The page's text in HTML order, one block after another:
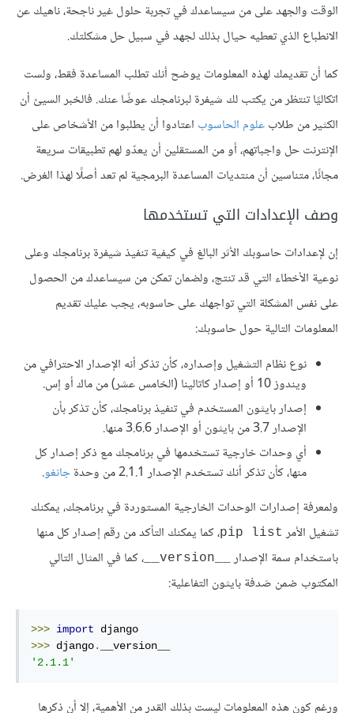
الوقت والجهد على من سيساعدك في تجربة حلول غير ناجحة، ناهيك عن
الانطباع الذي تعطيه حيال بذلك لجهد في سبيل حل مشكلتك.
كما أن تقديمك لهذه المعلومات يوضح أنك تطلب المساعدة فقط، ولست
اتكاليًا تنتظر من يكتب لك شيفرة لبرنامجك عوضًا عنك. فالخبر السيئ أن
الكثير من طلابعلوم الحاسوب اعتادوا أن يطلبوا من الأشخاص على
الإنترنت حل واجباتهم، أو من المستقلين أن يعدّو لهم تطبيقات سريعة
مجانًا، متناسين أن منتديات المساعدة البرمجية لم تعد أصلًا لهذا الغرض.
وصف الإعدادات التي تستخدمها
إن لإعدادات حاسوبك الأثر البالغ في كيفية تنفيذ شيفرة برنامجك وعلى
نوعية الأخطاء التي قد تنتج، ولضمان تمكن من سيساعدك من الحصول
على نفس المشكلة التي تواجهك على حاسوبه، يجب عليك تقديم
المعلومات التالية حول حاسوبك:
نوع نظام التشغيل وإصداره، كأن تذكر أنه الإصدار الاحترافي من
ويندوز 10 أو إصدار كاتالينا (الخامس عشر) من ماك أو إس.
إصدار بايثون المستخدم في تنفيذ برنامجك، كأن تذكر بأن
الإصدار 3.7 من بايثون أو الإصدار 3.6.6 منها.
أي وحدات خارجية تستخدمها في برنامجك مع ذكر إصدار كل
منها، كأن تذكر أنك تستخدم الإصدار 2.1.1 من وحدة
جانغو.
ولمعرفة إصدارات الوحدات الخارجية المستوردة في برنامجك، يمكنك
تشغيل الأمر pip list، كما يمكنك التأكد من رقم إصدار كل منها
باستخدام سمة الإصدار
، كما في المثال التالي
المكتوب ضمن صَدفة بايثون التفاعلية:
>>> import
>>> django.
'2.1.1'
ورغم كون هذه المعلومات ليست بذلك القدر من الأهمية، إلا أن ذكرها